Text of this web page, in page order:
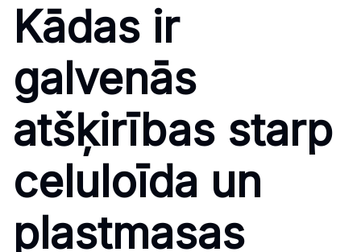
Kādas ir
galvenās
atšķirības starp
celuloīda un
plastmasas